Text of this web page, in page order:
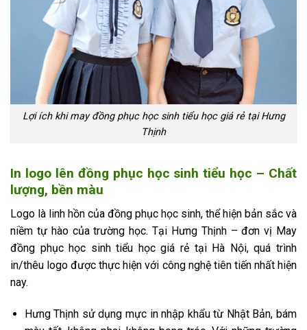
Lợi ích khi may đồng phục học sinh tiểu học giá rẻ tại Hưng
Thịnh
In logo lên đồng phục học sinh tiểu học – Chất
lượng, bền màu
Logo là linh hồn của đồng phục học sinh, thể hiện bản sắc và
niềm tự hào của trường học. Tại Hưng Thịnh – đơn vị May
đồng phục học sinh tiểu học giá rẻ tại Hà Nội, quá trình
in/thêu logo được thực hiện với công nghệ tiên tiến nhất hiện
nay.
Hưng Thịnh sử dụng mực in nhập khẩu từ Nhật Bản, bám